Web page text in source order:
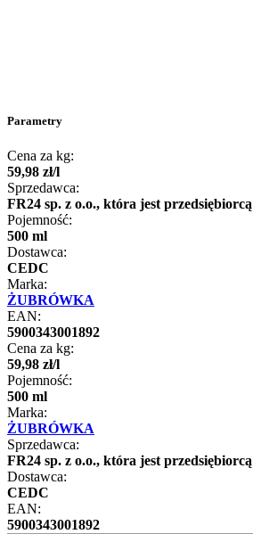
Parametry
Cena za kg:
59,98 zł/l
Sprzedawca:
FR24 sp. z o.o., która jest przedsiębiorcą
Pojemność:
500 ml
Dostawca:
CEDC
Marka:
ŻUBRÓWKA
EAN:
5900343001892
Cena za kg:
59,98 zł/l
Pojemność:
500 ml
Marka:
ŻUBRÓWKA
Sprzedawca:
FR24 sp. z o.o., która jest przedsiębiorcą
Dostawca:
CEDC
EAN:
5900343001892